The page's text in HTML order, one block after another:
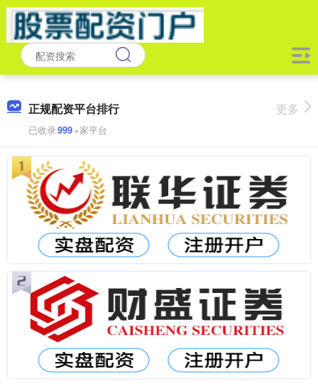
正规配资平台排行
已收录999+家平台
更多